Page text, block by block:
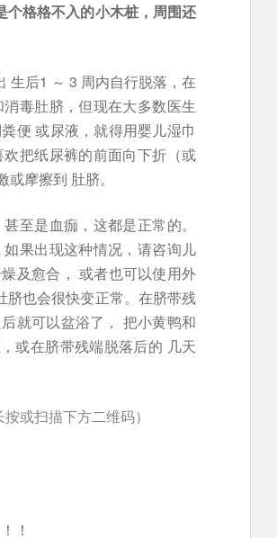
个格格不入的小木桩，周围还
生后1 ～ 3 周内自行脱落，在
毒肚脐，但现在大多数医生
便 或尿液，就得用婴儿湿巾
把纸尿裤的前面向下折（或
摩擦到 肚脐。
至是血痂，这都是正常的。
果出现这种情况，请咨询儿
及愈合， 或者也可以使用外
脐也会很快变正常。在脐带残
就可以盆浴了， 把小黄鸭和
或在脐带残端脱落后的 几天
或扫描下方二维码）
！